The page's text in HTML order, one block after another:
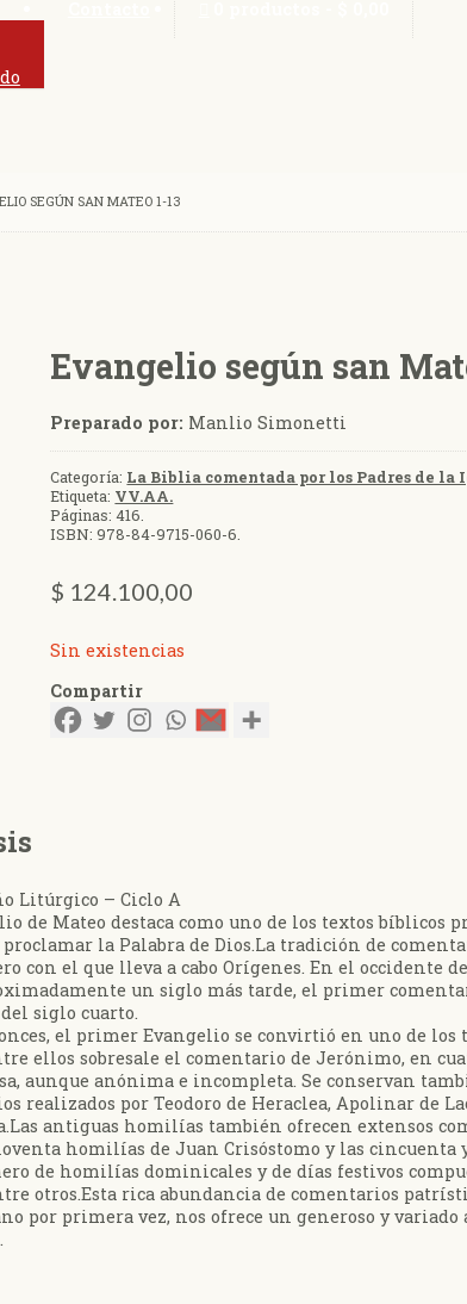
SEGÚN SAN MATEO 1-13
Evangelio según san
Preparado por: Manlio Simonetti
Categoría: La Biblia comentada por los Padres de la
Etiqueta: VV.AA.
Páginas:416
ISBN:978-84-9715-060-6
$ 124.100,00
Sin existencias
Compartir
Litúrgico – Ciclo A
de Mateo destaca como uno de los textos bíblicos
la Palabra de Dios.La tradición de
con el que lleva a cabo Orígenes. En el occidente
un siglo más tarde, el primer
siglo cuarto.
el primer Evangelio se convirtió en uno de
ellos sobresale el comentario de Jerónimo, en
aunque anónima e incompleta. Se conservan
realizados por Teodoro de Heraclea, Apolinar de
antiguas homilías también ofrecen extensos
homilías de Juan Crisóstomo y las cincuenta
de homilías dominicales y de días festivos
otros.Esta rica abundancia de comentarios
por primera vez, nos ofrece un generoso y